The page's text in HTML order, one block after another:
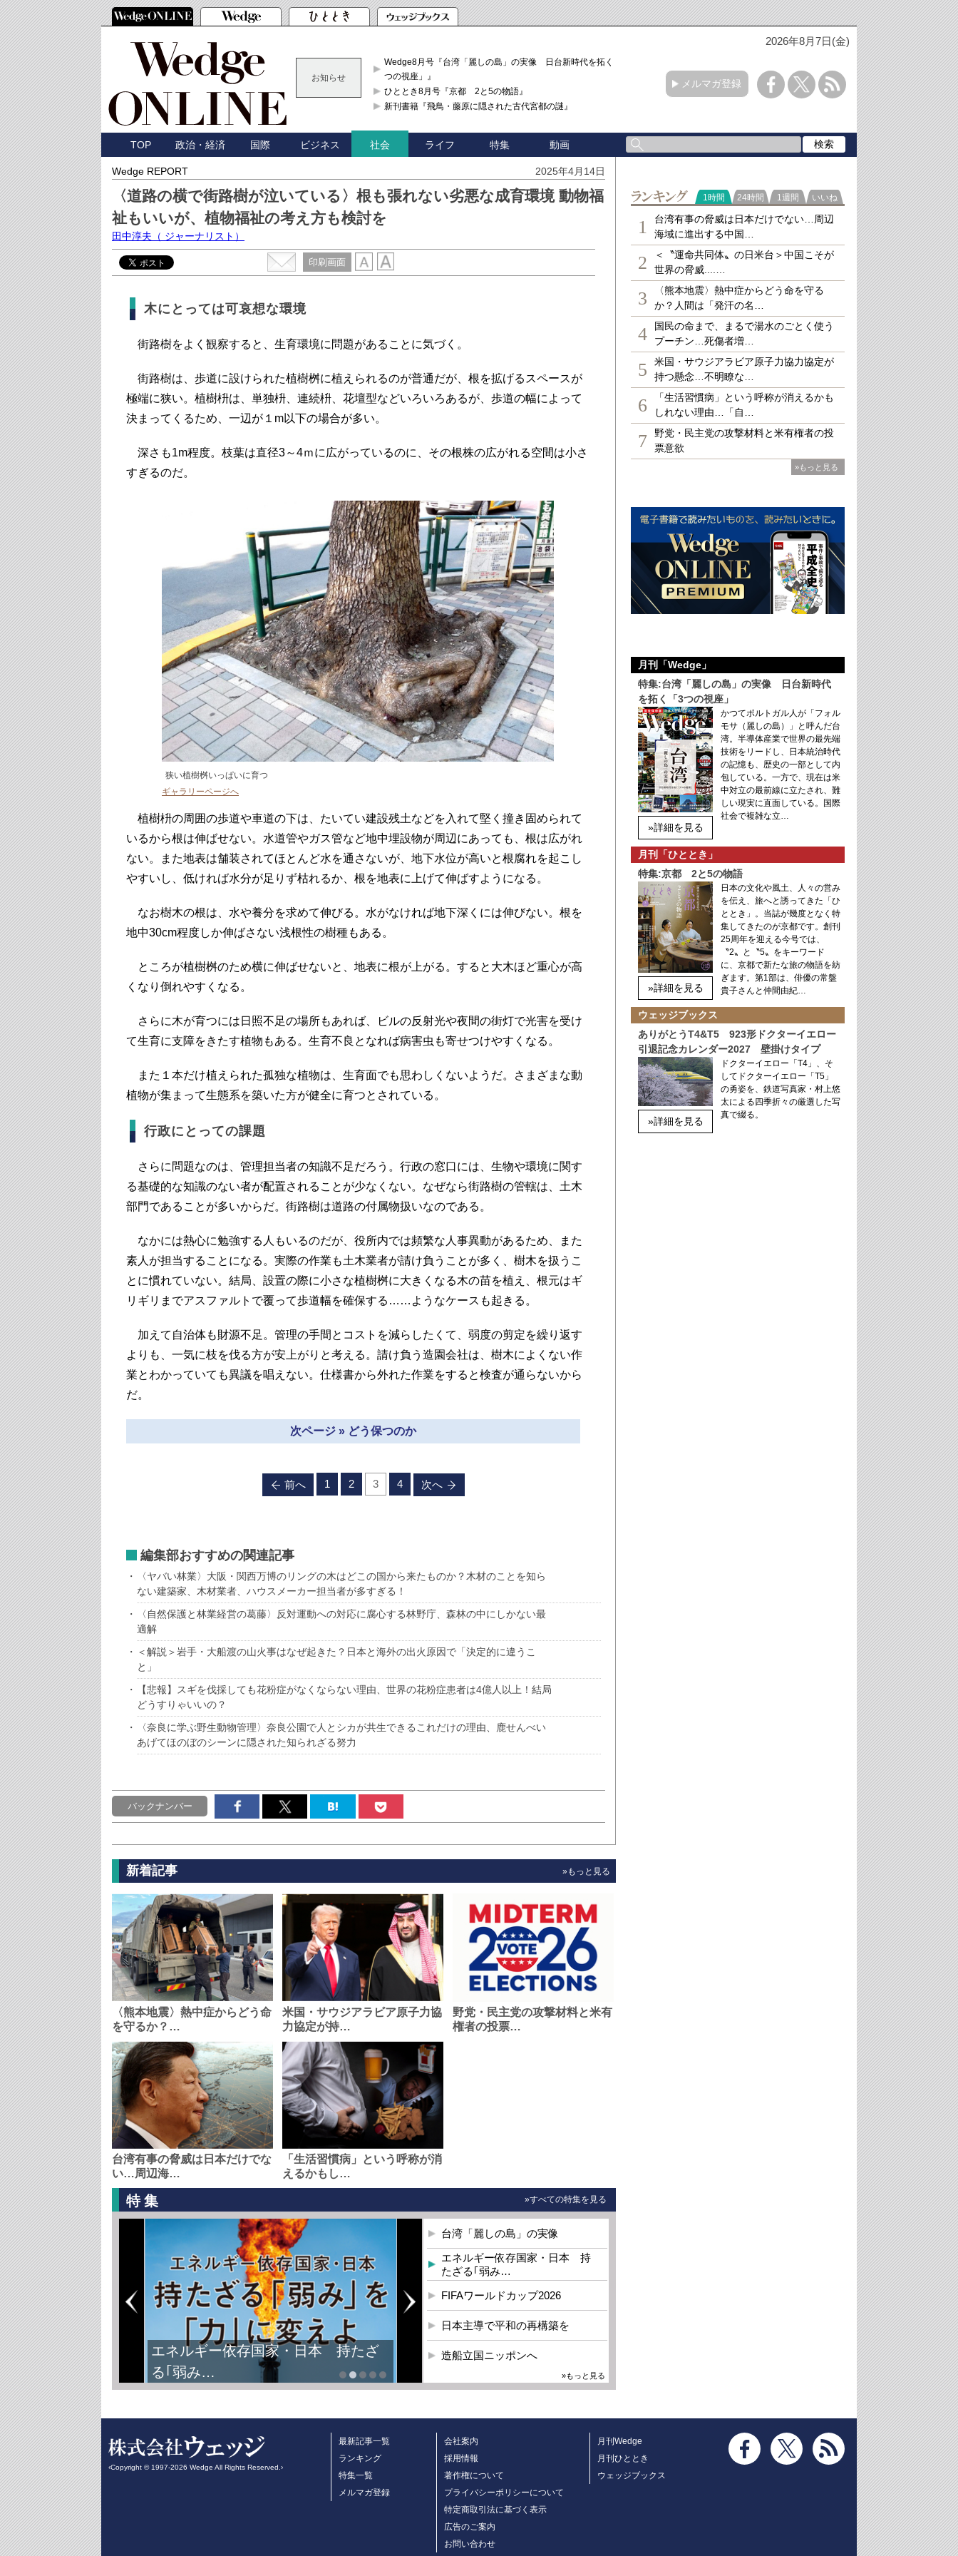
2026年8月7日(金)
お知らせ
Wedge8月号『台湾「麗しの島」の実像 日台新時代を拓く「3
つの視座」』
ひととき8月号『京都 2と5の物語』
新刊書籍『飛鳥・藤原に隠された古代宮都の謎』
メルマガ登録
TOP 政治・経済 国際 ビジネス 社会 ライフ 特集 動画
Wedge REPORT 2025年4月14日
〈道路の横で街路樹が泣いている〉根も張れない劣悪な成育環境 動物福
祉もいいが、植物福祉の考え方も検討を
田中淳夫 （ ジャーナリスト）
印刷画面
木にとっては可哀想な環境
街路樹をよく観察すると、生育環境に問題があることに気づく。
街路樹は、歩道に設けられた植樹桝に植えられるのが普通だが、根を拡げるスペースが
極端に狭い。植樹枡は、単独枡、連続枡、花壇型などいろいろあるが、歩道の幅によって
決まってくるため、一辺が１m以下の場合が多い。
深さも1m程度。枝葉は直径3～4ｍに広がっているのに、その根株の広がれる空間は小さ
すぎるのだ。
狭い植樹桝いっぱいに育つ
ギャラリーページへ
植樹枡の周囲の歩道や車道の下は、たいてい建設残土などを入れて堅く撞き固められて
いるから根は伸ばせない。水道管やガス管など地中埋設物が周辺にあっても、根は広がれ
ない。また地表は舗装されてほとんど水を通さないが、地下水位が高いと根腐れを起こし
やすいし、低ければ水分が足りず枯れるか、根を地表に上げて伸ばすようになる。
なお樹木の根は、水や養分を求めて伸びる。水がなければ地下深くには伸びない。根を
地中30cm程度しか伸ばさない浅根性の樹種もある。
ところが植樹桝のため横に伸ばせないと、地表に根が上がる。すると大木ほど重心が高
くなり倒れやすくなる。
さらに木が育つには日照不足の場所もあれば、ビルの反射光や夜間の街灯で光害を受け
て生育に支障をきたす植物もある。生育不良となれば病害虫も寄せつけやすくなる。
また１本だけ植えられた孤独な植物は、生育面でも思わしくないようだ。さまざまな動
植物が集まって生態系を築いた方が健全に育つとされている。
行政にとっての課題
さらに問題なのは、管理担当者の知識不足だろう。行政の窓口には、生物や環境に関す
る基礎的な知識のない者が配置されることが少なくない。なぜなら街路樹の管轄は、土木
部門であることが多いからだ。街路樹は道路の付属物扱いなのである。
なかには熱心に勉強する人もいるのだが、役所内では頻繁な人事異動があるため、また
素人が担当することになる。実際の作業も土木業者が請け負うことが多く、樹木を扱うこ
とに慣れていない。結局、設置の際に小さな植樹桝に大きくなる木の苗を植え、根元はギ
リギリまでアスファルトで覆って歩道幅を確保する……ようなケースも起きる。
加えて自治体も財源不足。管理の手間とコストを減らしたくて、弱度の剪定を繰り返す
よりも、一気に枝を伐る方が安上がりと考える。請け負う造園会社は、樹木によくない作
業とわかっていても異議を唱えない。仕様書から外れた作業をすると検査が通らないから
だ。
次ページ » どう保つのか
前へ 1 2 3 4 次へ
編集部おすすめの関連記事
〈ヤバい林業〉大阪・関西万博のリングの木はどこの国から来たものか？木材のことを知ら
ない建築家、木材業者、ハウスメーカー担当者が多すぎる！
〈自然保護と林業経営の葛藤〉反対運動への対応に腐心する林野庁、森林の中にしかない最
適解
＜解説＞岩手・大船渡の山火事はなぜ起きた？日本と海外の出火原因で「決定的に違うこ
と」
【悲報】スギを伐採しても花粉症がなくならない理由、世界の花粉症患者は4億人以上！結局
どうすりゃいいの？
〈奈良に学ぶ野生動物管理〉奈良公園で人とシカが共生できるこれだけの理由、鹿せんべい
あげてほのぼのシーンに隠された知られざる努力
バックナンバー
新着記事 »もっと見る
〈熊本地震〉熱中症からどう命
を守るか？…
米国・サウジアラビア原子力協
力協定が持…
野党・民主党の攻撃材料と米有
権者の投票…
台湾有事の脅威は日本だけでな
い…周辺海…
「生活習慣病」という呼称が消
えるかもし…
特集 »すべての特集を見る
FIFAワールドカップ2026
台湾「麗しの島」の実像
エネルギー依存国家・日本 持
たざる｢弱み…
FIFAワールドカップ2026
日本主導で平和の再構築を
造船立国ニッポンへ
»もっと見る
ランキング
1時間 24時間 1週間 いいね
1
台湾有事の脅威は日本だけでない…周辺
海域に進出する中国…
2
＜〝運命共同体〟の日米台＞中国こそが
世界の脅威....…
3
〈熊本地震〉熱中症からどう命を守る
か？人間は「発汗の名…
4
国民の命まで、まるで湯水のごとく使う
プーチン…死傷者増…
5
米国・サウジアラビア原子力協力協定が
持つ懸念…不明瞭な…
6
「生活習慣病」という呼称が消えるかも
しれない理由…「自…
7
野党・民主党の攻撃材料と米有権者の投
票意欲
»もっと見る
月刊「Wedge」
特集:台湾「麗しの島」の実像 日台新時代
を拓く「3つの視座」
»詳細を見る
かつてポルトガル人が「フォル
モサ（麗しの島）」と呼んだ台
湾。半導体産業で世界の最先端
技術をリードし、日本統治時代
の記憶も、歴史の一部として内
包している。一方で、現在は米
中対立の最前線に立たされ、難
しい現実に直面している。国際
社会で複雑な立…
月刊「ひととき」
特集:京都 2と5の物語
»詳細を見る
日本の文化や風土、人々の営み
を伝え、旅へと誘ってきた「ひ
ととき」。当誌が幾度となく特
集してきたのが京都です。創刊
25周年を迎える今号では、
〝2〟と〝5〟をキーワード
に、京都で新たな旅の物語を紡
ぎます。第1部は、俳優の常盤
貴子さんと仲間由紀…
ウェッジブックス
ありがとうT4&T5 923形ドクターイエロー
引退記念カレンダー2027 壁掛けタイプ
»詳細を見る
ドクターイエロー「T4」、そ
してドクターイエロー「T5」
の勇姿を、鉄道写真家・村上悠
太による四季折々の厳選した写
真で綴る。
‹Copyright © 1997-2026 Wedge All Rights Reserved.›
最新記事一覧
ランキング
特集一覧
メルマガ登録
会社案内
採用情報
著作権について
プライバシーポリシーについて
特定商取引法に基づく表示
広告のご案内
お問い合わせ
月刊Wedge
月刊ひととき
ウェッジブックス